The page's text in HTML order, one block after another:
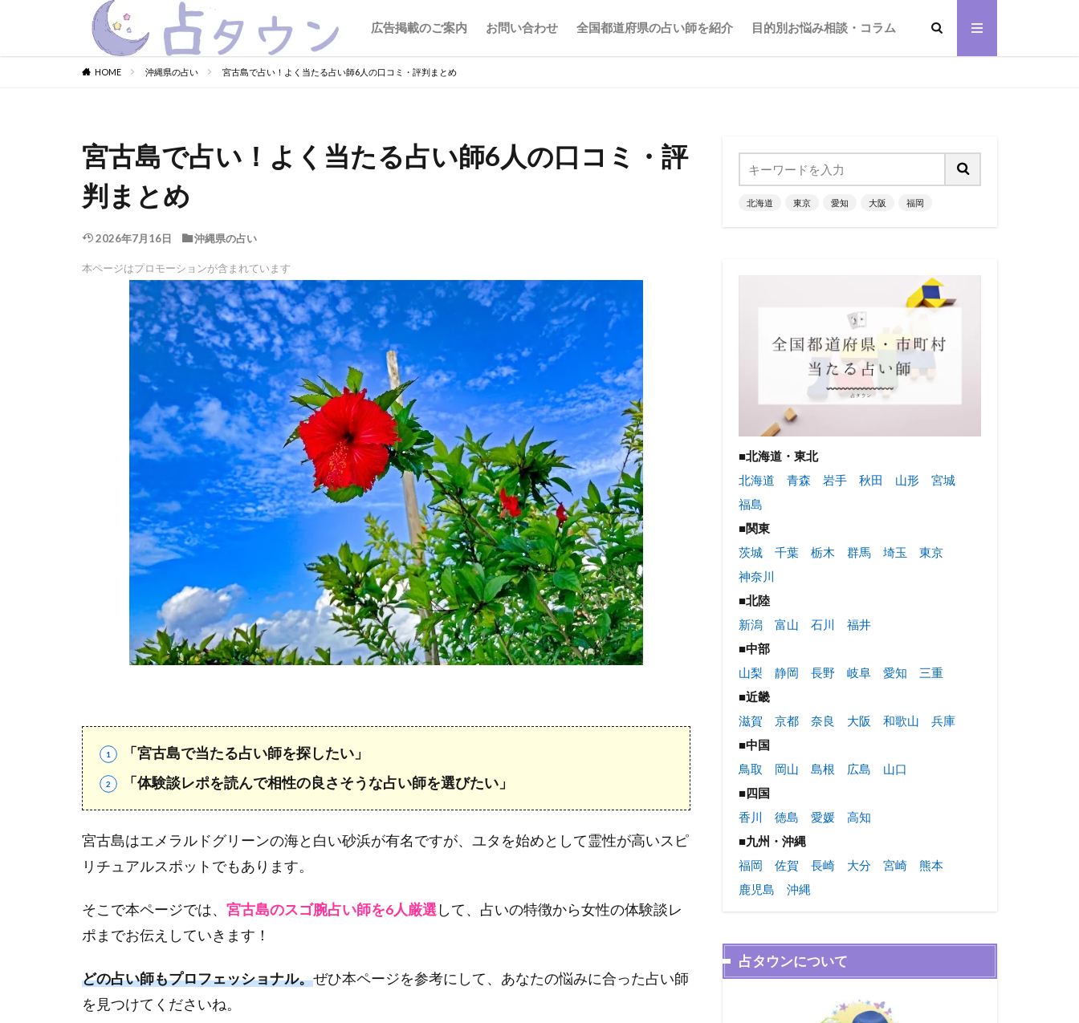
広告掲載のご案内 お問い合わせ 全国都道府県の占い師を紹介 目的別お悩み相談・コラム
HOME 沖縄県の占い 宮古島で占い！よく当たる占い師6人の口コミ・評判まとめ
宮古島で占い！よく当たる占い師6人の口コミ・評
判まとめ
2026年7月16日 沖縄県の占い
本ページはプロモーションが含まれています
「宮古島で当たる占い師を探したい」
「体験談レポを読んで相性の良さそうな占い師を選びたい」
宮古島はエメラルドグリーンの海と白い砂浜が有名ですが、ユタを始めとして霊性が高いスピ
リチュアルスポットでもあります。
そこで本ページでは、 宮古島のスゴ腕占い師を6人厳選 して、占いの特徴から女性の体験談レ
ポまでお伝えしていきます！
どの占い師もプロフェッショナル。ぜひ本ページを参考にして、あなたの悩みに合った占い師
を見つけてくださいね。
北海道 東京 愛知 大阪 福岡
■北海道・東北
北海道
青森 岩手 秋田 山形
宮城
福島
■関東
茨城
千葉 栃木 群馬 埼玉
東京
神奈川
■北陸
新潟
富山 石川
福井
■中部
山梨
静岡 長野 岐阜 愛知
三重
■近畿
滋賀
京都 奈良 大阪 和歌山
兵庫
■中国
鳥取
岡山 島根 広島
山口
■四国
香川
徳島 愛媛
高知
■九州・沖縄
福岡
佐賀 長崎 大分 宮崎
熊本
鹿児島
沖縄
占タウンについて